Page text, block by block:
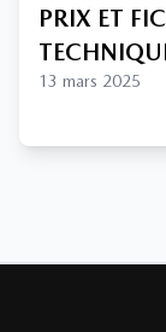
PRIX ET
13 mars 2025